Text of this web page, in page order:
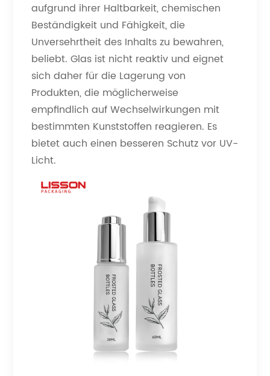
aufgrund ihrer Haltbarkeit, chemischen
Beständigkeit und Fähigkeit, die
Unversehrtheit des Inhalts zu bewahren,
beliebt. Glas ist nicht reaktiv und eignet
sich daher für die Lagerung von
Produkten, die möglicherweise
empfindlich auf Wechselwirkungen mit
bestimmten Kunststoffen reagieren. Es
bietet auch einen besseren Schutz vor UV-
Licht.